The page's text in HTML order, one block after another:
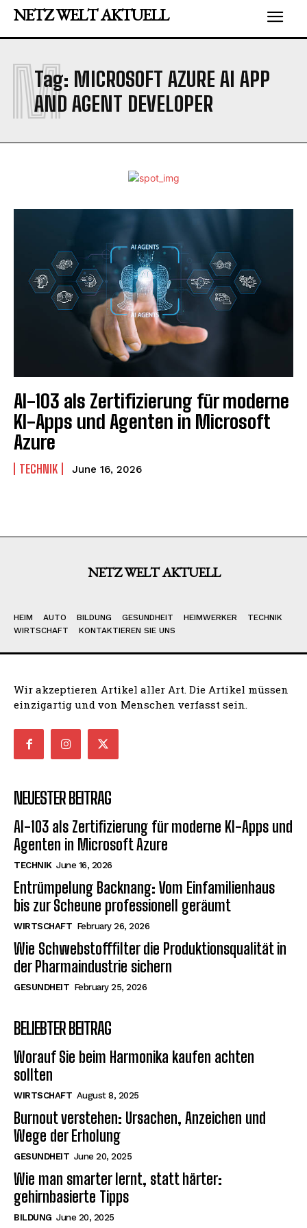
NETZ WELT AKTUELL
Tag: MICROSOFT AZURE AI APP
AND AGENT DEVELOPER
M
AI-103 als Zertifizierung für moderne
KI-Apps und Agenten in Microsoft
Azure
TECHNIK June 16, 2026
NETZ WELT AKTUELL
HEIM AUTO BILDUNG GESUNDHEIT HEIMWERKER
TECHNIK
WIRTSCHAFT
KONTAKTIEREN SIE UNS
Wir akzeptieren Artikel aller Art. Die Artikel müssen
einzigartig und von Menschen verfasst sein.
NEUESTER BEITRAG
AI-103 als Zertifizierung für moderne KI-Apps und
Agenten in Microsoft Azure
TECHNIK June 16, 2026
Entrümpelung Backnang: Vom Einfamilienhaus
bis zur Scheune professionell geräumt
WIRTSCHAFT February 26, 2026
Wie Schwebstofffilter die Produktionsqualität in
der Pharmaindustrie sichern
GESUNDHEIT February 25, 2026
BELIEBTER BEITRAG
Worauf Sie beim Harmonika kaufen achten
sollten
WIRTSCHAFT August 8, 2025
Burnout verstehen: Ursachen, Anzeichen und
Wege der Erholung
GESUNDHEIT June 20, 2025
Wie man smarter lernt, statt härter:
gehirnbasierte Tipps
BILDUNG June 20, 2025